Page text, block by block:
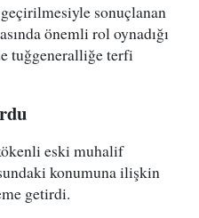
geçirilmesiyle sonuçlanan
önemli rol oynadığı
tuğgeneralliğe terfi
eski muhalif
konumuna ilişkin
getirdi.